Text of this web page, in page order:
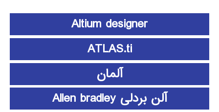
Altium designer
ATLAS.ti
آلمان
آلن بردلی Allen bradley